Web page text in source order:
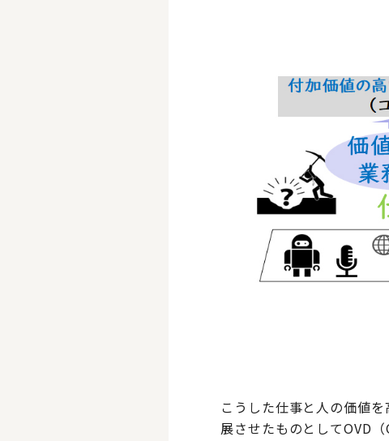
こうした仕事と人の価値
展させたものとしてOVD